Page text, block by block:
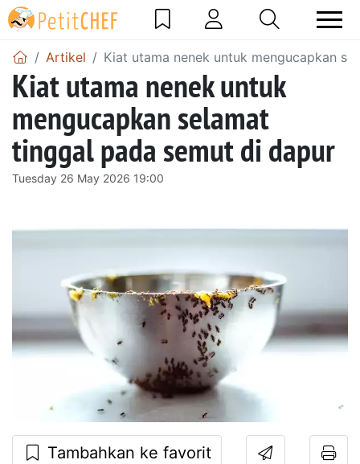
Artikel Kiat utama nenek untuk mengucapkan
Kiat utama nenek untuk
mengucapkan selamat
tinggal pada semut di dapur
Tuesday 26 May 2026 19:00
Tambahkan ke favorit